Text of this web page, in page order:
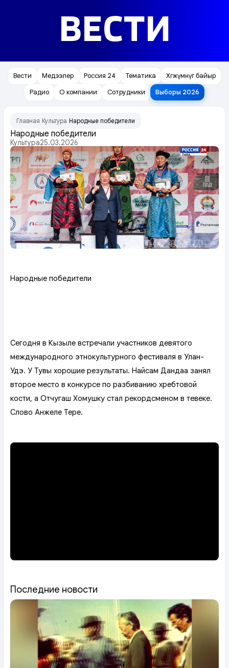
ВЕСТИ
Вести Медээлер Россия 24 Тематика
Хөгжүмнүг байыр
Радио
О компании Сотрудники Выборы 2026
Главная Культура Народные победители
Народные победители
Культура25.03.2026
Народные победители
Сегодня в Кызыле встречали участников девятого
международного этнокультурного фестиваля в Улан-
Удэ. У Тувы хорошие результаты. Найсам Дандаа занял
второе место в конкурсе по разбиванию хребтовой
кости, а Отчугаш Хомушку стал рекордсменом в тевеке.
Слово Анжеле Тере.
Последние новости